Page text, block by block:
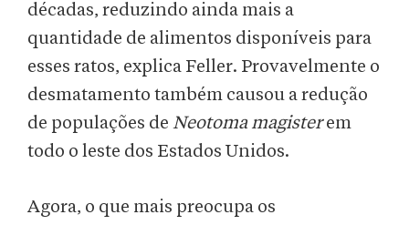
décadas, reduzindo ainda mais a
quantidade de alimentos disponíveis para
esses ratos, explica Feller. Provavelmente o
desmatamento também causou a redução
de populações de Neotoma magisterem
todo o leste dos Estados Unidos.
Agora, o que mais preocupa os